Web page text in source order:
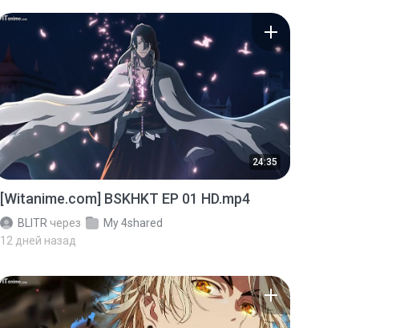
24:35
[Witanime.com] BSKHKT EP 01 HD.mp4
BLITR через
My 4shared
12 дней назад